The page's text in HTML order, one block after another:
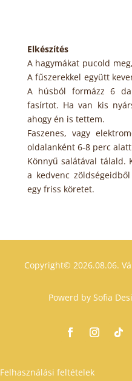
Elkészítés
A hagymákat pucold
A fűszerekkel együtt
A húsból formázz 6
fasírtot. Ha van kis
ahogy én is tettem.
Faszenes, vagy
oldalanként 6-8 perc
Könnyű salátával tálald.
a kedvenc
egy friss köretet.
Copyright© 2026.08.06.
Powerd by Sofia
Felhasználási feltételek